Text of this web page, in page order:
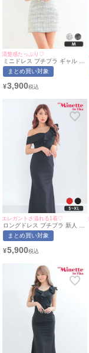
清楚感たっぷり♡
ミニドレス プチプラ ギャル タ
イト ツイード 低身長 ビジュー
リボン ホワイト ミニ丈 フロン
Luvique (れいたぴ着用/Mサイ
まとめ買い対象
¥3,900
エレガントさ溢れる1着♡
ロングドレス プチプラ 新人 タ
イト セクシー ラウンジ ノース
リーブ 胸元隠し 背中魅せ フリ
(ちぴたん着用/S~XLサイズ対
まとめ買い対象
¥5,900